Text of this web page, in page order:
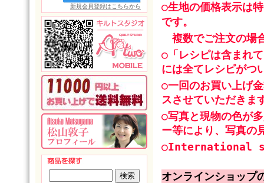
○生地の価格表示は
です。
複数でご注文の場
○「レシピは含まれ
には全てレシピがつ
○一回のお買い上げ
スさせていただきま
○写真と現物の色が
ー等により、写真の
○International
オンラインショップ